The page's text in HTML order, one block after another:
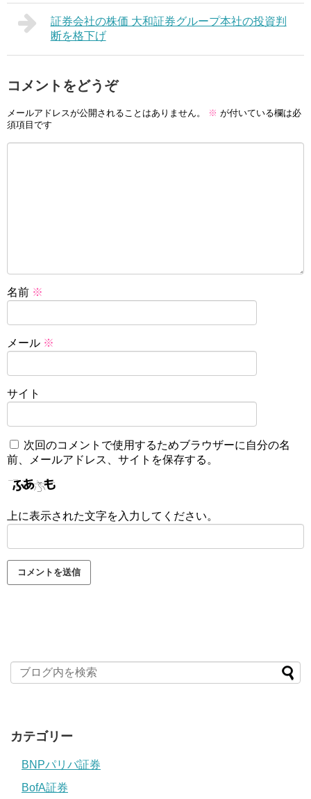
証券会社の株価 大和証券グループ本社の投資判
断を格下げ
コメントをどうぞ
メールアドレスが公開されることはありません。 ※ が付いている欄は必
須項目です
名前 ※
メール ※
サイト
次回のコメントで使用するためブラウザーに自分の名
前、メールアドレス、サイトを保存する。
上に表示された文字を入力してください。
カテゴリー
BNPパリバ証券
BofA証券